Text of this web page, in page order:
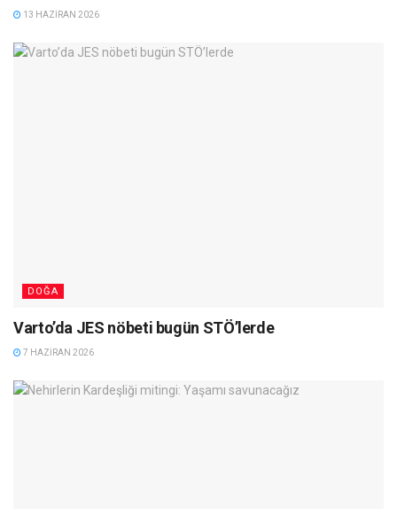
13 HAZIRAN 2026
DOĞA
Varto’da JES nöbeti bugün STÖ’lerde
7 HAZIRAN 2026